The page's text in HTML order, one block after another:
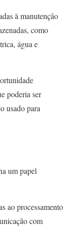
à manutenção
como
água e
poderia ser
usado para
um papel
ao processamento
com